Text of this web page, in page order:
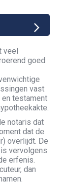
veel
goed
vast
en testament
notaris dat
dat de
overlijdt. De
vervolgens
erfenis.
dan